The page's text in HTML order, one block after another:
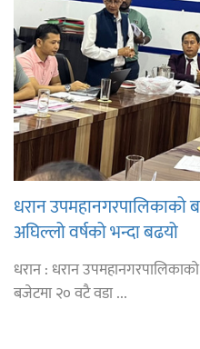
धरान
अघिल्लो वर्षको भन्दा बढयो
धरान : धरान
बजेटमा २० वटै वडा ...